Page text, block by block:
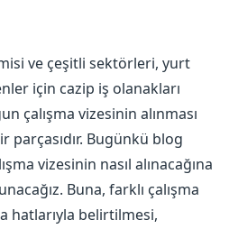
ve çeşitli sektörleri, yurt
için cazip iş olanakları
çalışma vizesinin alınması
Bugünkü blog
vizesinin nasıl alınacağına
Buna, farklı çalışma
hatlarıyla belirtilmesi,